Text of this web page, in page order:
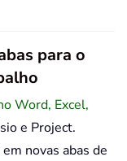
para o
Word, Excel,
e Project.
novas abas de